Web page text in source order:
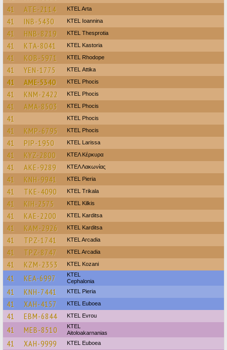
41 ATE-2114 KTEL Arta
41 INB-5430 KTEL Ioannina
41 HNB-8219 KTEL Thesprotia
41 KTA-8041 KTEL Kastoria
41 KOB-5971 KTEL Rhodope
41 YEN-1775 KΤΕL Αttika
41 AME-5340 ΚΤΕL Phocis
41 KNM-2422 ΚΤΕL Phocis
41 AMA-8503 ΚΤΕL Phocis
41 ΚΤΕL Phocis
41 KMP-6795 ΚΤΕL Phocis
41 PIP-1950 KTEL Larissa
41 KYZ-2800 ΚΤΕΛ Κέρκυρα
41 AKE-9289 ΚΤΕΛ Λακωνίας
41 KNH-9941 KTEL Pieria
41 TKE-4090 ΚΤΕL Τrikala
41 KIH-2575 KTEL Kilkis
41 KAE-2200 ΚΤΕL Karditsa
41 KAM-2926 ΚΤΕL Karditsa
41 TPZ-1741 KTEL Arcadia
41 TPZ-8747 KTEL Arcadia
41 KZM-2353 ΚΤΕL Kozani
41 KEA-6997
KTEL
Cephalonia
41 KNH-7441 KTEL Pieria
41 XAH-4157 ΚΤΕL Euboea
41 EBM-6844 KTEL Evrou
41 MEB-8510
KTEL
Aitoloakarnanias
41 XAH-9999 ΚΤΕL Euboea